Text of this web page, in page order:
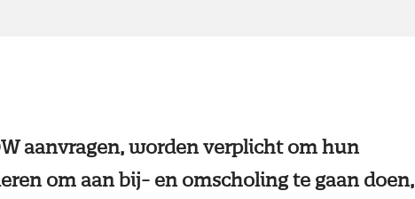
aanvragen, worden verplicht om hun
om aan bij- en omscholing te gaan doen,